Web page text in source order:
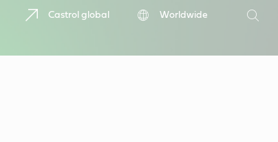
Castrol global
Worldwide
Hae